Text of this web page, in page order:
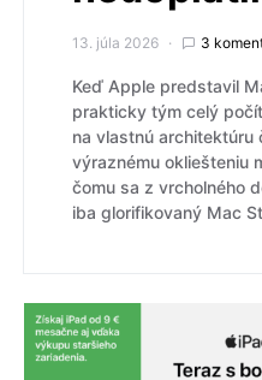
13. júla 2026 3
Keď Apple predstavil
prakticky tým celý
na vlastnú architektúru
výraznému okliešteniu
čomu sa z vrcholného
iba glorifikovaný Mac